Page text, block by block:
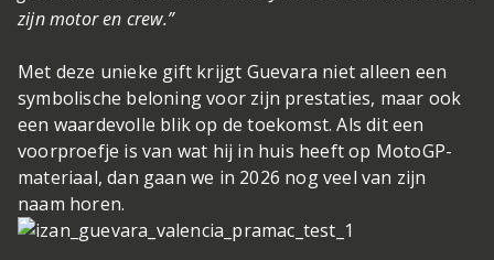
zijn motor en crew.”
Met deze unieke gift krijgt Guevara niet alleen een
symbolische beloning voor zijn prestaties, maar ook
een waardevolle blik op de toekomst. Als dit een
voorproefje is van wat hij in huis heeft op MotoGP-
materiaal, dan gaan we in 2026 nog veel van zijn
naam horen.